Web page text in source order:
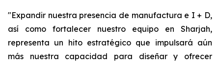
"Expandir nuestra presencia de manufactura e I + D,
así como fortalecer nuestro equipo en Sharjah,
representa un hito estratégico que impulsará aún
más nuestra capacidad para diseñar y ofrecer